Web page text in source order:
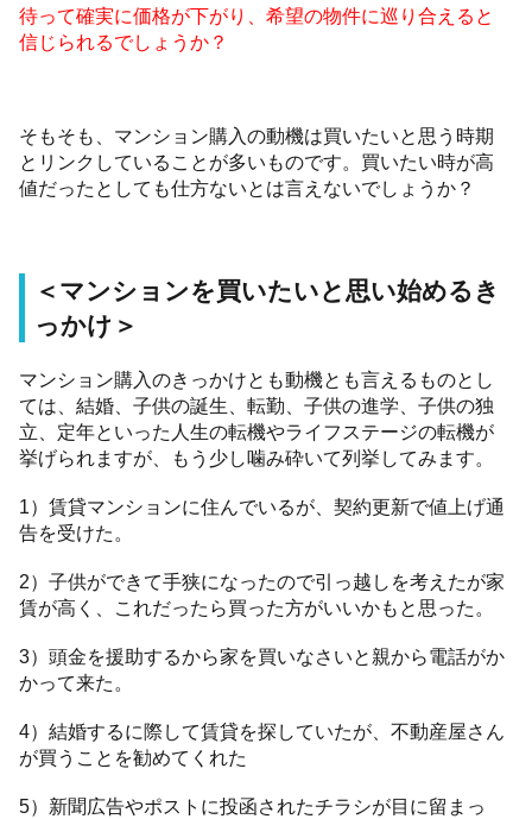
待って確実に価格が下がり、希望の物件に巡り合えると
信じられるでしょうか？
そもそも、マンション購入の動機は買いたいと思う時期
とリンクしていることが多いものです。買いたい時が高
値だったとしても仕方ないとは言えないでしょうか？
＜マンションを買いたいと思い始めるき
っかけ＞
マンション購入のきっかけとも動機とも言えるものとし
ては、結婚、子供の誕生、転勤、子供の進学、子供の独
立、定年といった人生の転機やライフステージの転機が
挙げられますが、もう少し噛み砕いて列挙してみます。
1）賃貸マンションに住んでいるが、契約更新で値上げ通
告を受けた。
2）子供ができて手狭になったので引っ越しを考えたが家
賃が高く、これだったら買った方がいいかもと思った。
3）頭金を援助するから家を買いなさいと親から電話がか
かって来た。
4）結婚するに際して賃貸を探していたが、不動産屋さん
が買うことを勧めてくれた
5）新聞広告やポストに投函されたチラシが目に留まっ